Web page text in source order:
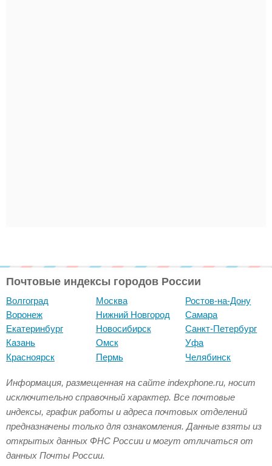
Почтовые индексы городов России
Волгоград
Воронеж
Екатеринбург
Казань
Красноярск
Москва
Нижний Новгород
Новосибирск
Омск
Пермь
Ростов-на-Дону
Самара
Санкт-Петербург
Уфа
Челябинск
Информация, размещенная на сайте indexphone.ru, носит
исключительно справочный характер. Все почтовые
индексы, график работы и адреса почтовых отделений
предназначены только для ознакомления. Данные взяты из
открытых данных ФНС России и могут отличаться от
данных Почты России.